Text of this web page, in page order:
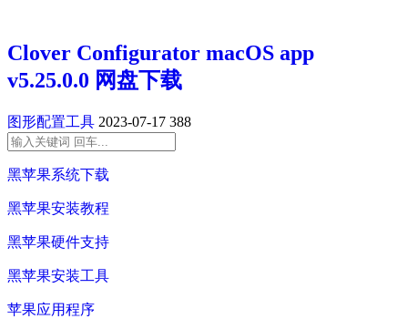
Clover Configurator macOS app
v5.25.0.0 网盘下载
图形配置工具 2023-07-17 388
黑苹果系统下载
黑苹果安装教程
黑苹果硬件支持
黑苹果安装工具
苹果应用程序